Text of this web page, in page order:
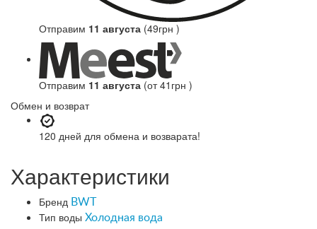
Отправим 11 августа (49грн )
Отправим 11 августа (от 41грн )
Обмен и возврат
120 дней для обмена и возварата!
Характеристики
Бренд BWT
Тип воды Холодная вода